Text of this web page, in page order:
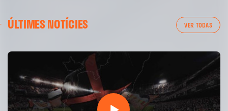
ÚLTIMES NOTÍCIES VER TODAS